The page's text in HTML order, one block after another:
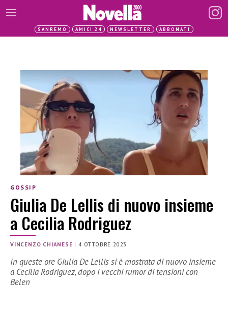
SANREMO AMICI 24 NEWSLETTER ABBONATI
GOSSIP
Giulia De Lellis di nuovo insieme
a Cecilia Rodriguez
VINCENZO CHIANESE |4 OTTOBRE 2023
In queste ore Giulia De Lellis si è mostrata di nuovo insieme
a Cecilia Rodriguez, dopo i vecchi rumor di tensioni con
Belen